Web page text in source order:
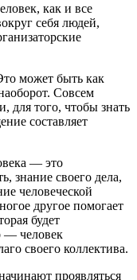
как и все
себя людей,
может быть как
Совсем
для того, чтобы знать
составляет
— это
знание своего дела,
человеческой
другое помогает
будет
— человек
своего коллектива.
проявляться